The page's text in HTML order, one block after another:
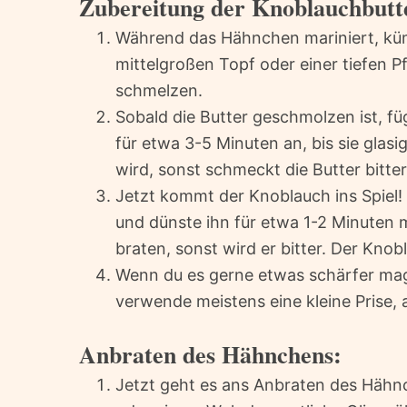
Zubereitung der
Während das Hähnchen mariniert,
mittelgroßen Topf oder einer tiefen
schmelzen.
Sobald die Butter geschmolzen ist,
für etwa 3-5 Minuten an, bis sie
wird, sonst schmeckt die Butter
Jetzt kommt der Knoblauch ins
und dünste ihn für etwa 1-2 Minuten
braten, sonst wird er bitter. Der
Wenn du es gerne etwas schärfer
verwende meistens eine kleine
Anbraten des Hähnchens:
Jetzt geht es ans Anbraten des